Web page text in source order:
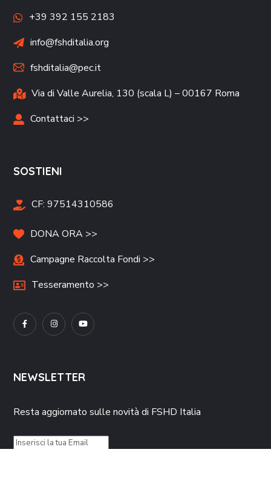
+39 392 155 2183
info@fshditalia.org
fshditalia@pec.it
Via di Valle Aurelia, 130 (scala L) – 00167 Roma
Contattaci >>
SOSTIENI
CF:97514310586
DONA ORA >>
Campagne Raccolta Fondi >>
Tesseramento >>
NEWSLETTER
Resta aggiornato sulle novità di FSHD Italia